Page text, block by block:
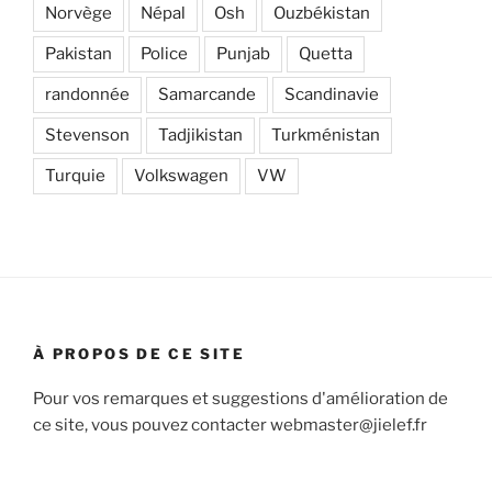
Norvège Népal Osh Ouzbékistan
Pakistan Police Punjab Quetta
randonnée Samarcande Scandinavie
Stevenson Tadjikistan Turkménistan
Turquie Volkswagen VW
À PROPOS DE CE SITE
Pour vos remarques et suggestions d'amélioration de
ce site, vous pouvez contacter webmaster@jielef.fr